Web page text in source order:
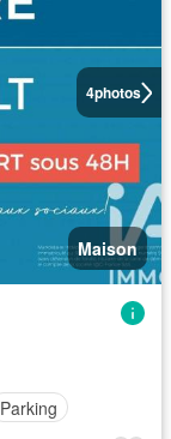
4photos
Maison
Parking